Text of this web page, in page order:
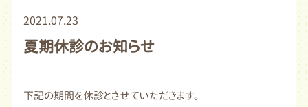
2021.07.23
夏期休診のお知らせ
下記の期間を休診とさせていただきます。